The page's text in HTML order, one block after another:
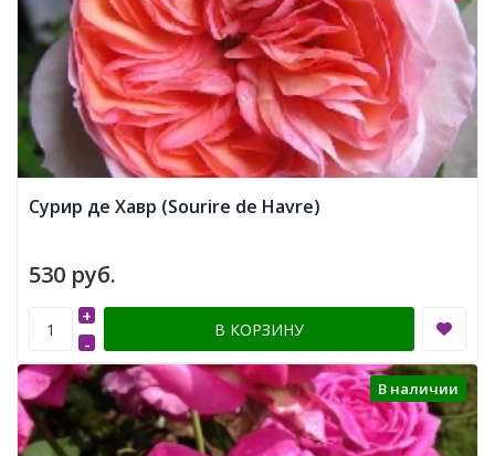
Сурир де Хавр (Sourire de Havre)
530 руб.
-
+
В КОРЗИНУ
В наличии